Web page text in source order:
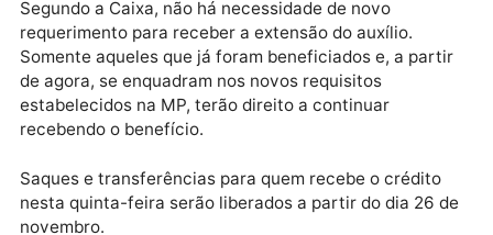
Provisória (MP) nº 1000. O Auxílio Emergencial
Extensão será pago em até quatro parcelas de R$
cada e, no caso das mães chefes de família
monoparental, o valor é de R$ 600.
requerimento para receber a extensão do auxílio.
Somente aqueles que já foram beneficiados e, a